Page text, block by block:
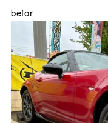
befor